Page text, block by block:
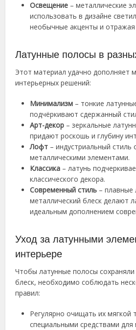
Освещение – металлические
использовать в дизайне
необычные акценты и отражая
Латунные полосы в
Этот материал удачно дополняет
интерьерных решений:
Минимализм – тонкие
подчёркивают сдержанный
Арт-декор – зеркальные
придают роскошь и глубину
Лофт – индустриальный стиль
металлическими элементами.
Классика – латунь
классического декора.
Современный стиль – плавные
металлический блеск делают
идеальным дополнением
Уход за латунными
интерьере
Чтобы латунные полосы
блеск, необходимо соблюдать
правил:
Регулярно очищать их мягкой
специальными средствами для